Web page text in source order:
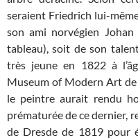
seraient Friedrich lui-
son ami norvégien
tableau), soit de son
très jeune en 1822 à
Museum of Modern Art
le peintre aurait rendu
prématurée de ce dernier,
de Dresde de 1819 pour